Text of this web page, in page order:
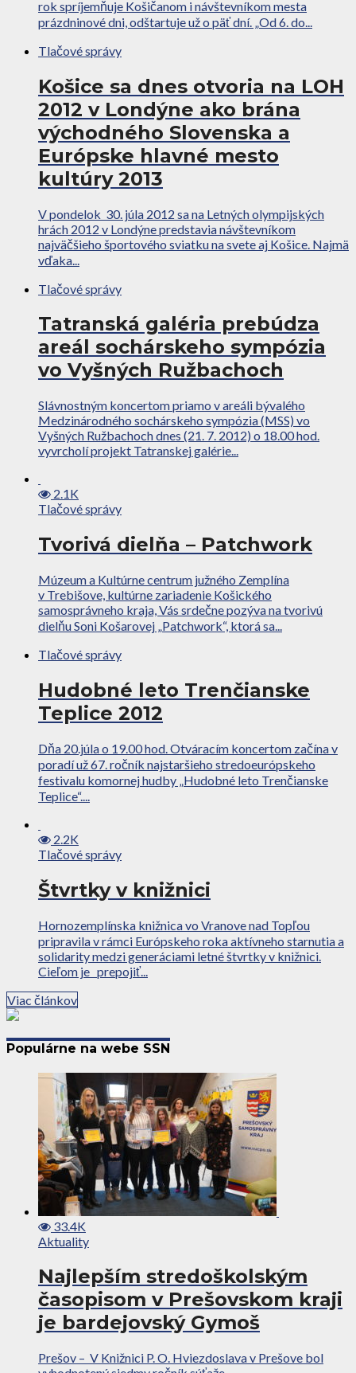
rok spríjemňuje Košičanom i návštevníkom mesta
prázdninové dni, odštartuje už o päť dní. „Od 6. do...
Tlačové správy
Košice sa dnes otvoria na LOH
2012 v Londýne ako brána
východného Slovenska a
Európske hlavné mesto
kultúry 2013
V pondelok 30. júla 2012 sa na Letných olympijských
hrách 2012 v Londýne predstavia návštevníkom
najväčšieho športového sviatku na svete aj Košice. Najmä
vďaka...
Tlačové správy
Tatranská galéria prebúdza
areál sochárskeho sympózia
vo Vyšných Ružbachoch
Slávnostným koncertom priamo v areáli bývalého
Medzinárodného sochárskeho sympózia (MSS) vo
Vyšných Ružbachoch dnes (21. 7. 2012) o 18.00 hod.
vyvrcholí projekt Tatranskej galérie...
2.1K
Tlačové správy
Tvorivá dielňa – Patchwork
Múzeum a Kultúrne centrum južného Zemplína
v Trebišove, kultúrne zariadenie Košického
samosprávneho kraja, Vás srdečne pozýva na tvorivú
dielňu Soni Košarovej „Patchwork“, ktorá sa...
Tlačové správy
Hudobné leto Trenčianske
Teplice 2012
Dňa 20.júla o 19.00 hod. Otváracím koncertom začína v
poradí už 67. ročník najstaršieho stredoeurópskeho
festivalu komornej hudby „Hudobné leto Trenčianske
Teplice“....
2.2K
Tlačové správy
Štvrtky v knižnici
Hornozemplínska knižnica vo Vranove nad Topľou
pripravila v rámci Európskeho roka aktívneho starnutia a
solidarity medzi generáciami letné štvrtky v knižnici.
Cieľom je prepojiť...
Viac článkov
Populárne na webe SSN
33.4K
Aktuality
Najlepším stredoškolským
časopisom v Prešovskom kraji
je bardejovský Gymoš
Prešov – V Knižnici P. O. Hviezdoslava v Prešove bol